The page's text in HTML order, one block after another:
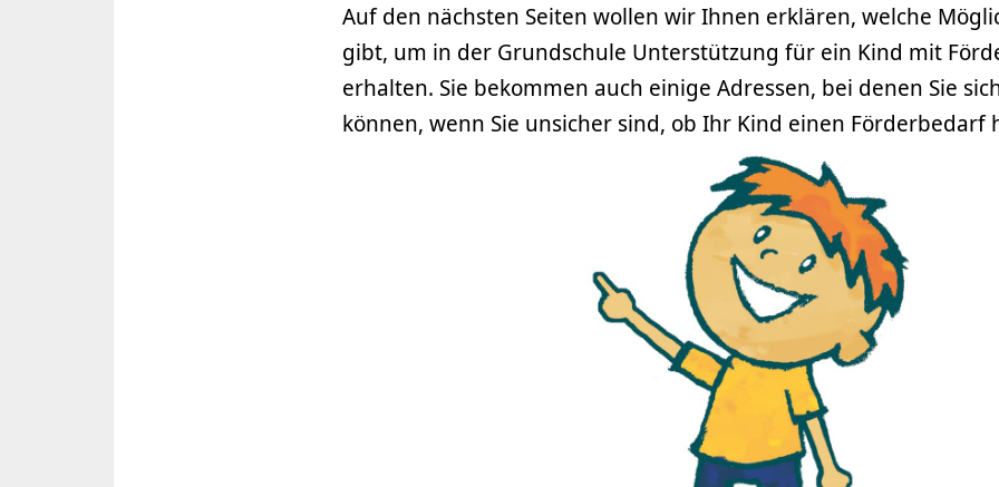
Auf den nächsten Seiten wollen wir Ihnen erklären, welche
gibt, um in der Grundschule Unterstützung für ein Kind mit
erhalten. Sie bekommen auch einige Adressen, bei denen Sie
können, wenn Sie unsicher sind, ob Ihr Kind einen Förderbedarf